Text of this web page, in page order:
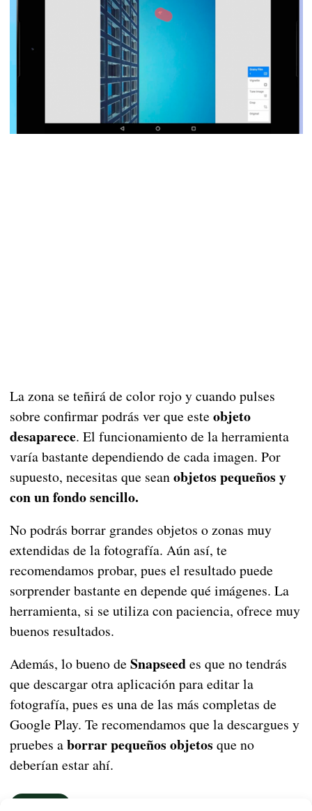
La zona se teñirá de color rojo y cuando pulses
sobre confirmar podrás ver que este objeto
desaparece. El funcionamiento de la herramienta
varía bastante dependiendo de cada imagen. Por
supuesto, necesitas que seanobjetos pequeños y
con un fondo sencillo.
No podrás borrar grandes objetos o zonas muy
extendidas de la fotografía. Aún así, te
recomendamos probar, pues el resultado puede
sorprender bastante en depende qué imágenes. La
herramienta, si se utiliza con paciencia, ofrece muy
buenos resultados.
Además, lo bueno de Snapseedes que no tendrás
que descargar otra aplicación para editar la
fotografía, pues es una de las más completas de
Google Play. Te recomendamos que la descargues y
pruebes aborrar pequeños objetos que no
deberían estar ahí.